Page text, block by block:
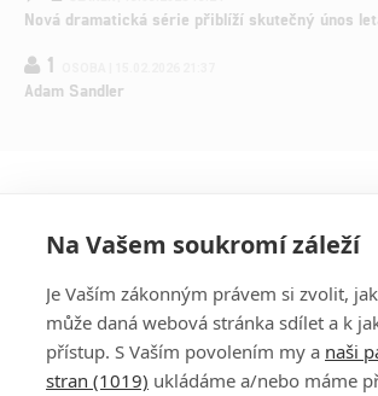
Nová dramatická série přiblíží skutečný únos
1
Adam Sandler
Na Vašem soukromí záleží
Je Vaším zákonným právem si zvolit,
může daná webová stránka sdílet a k
přístup. S Vaším povolením my a naši
stran (1019) ukládáme a/nebo máme